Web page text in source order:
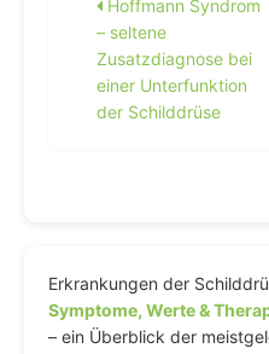
Hoffmann Syndrom
– seltene
Zusatzdiagnose bei
einer Unterfunktion
der Schilddrüse
Erkrankungen der
Symptome, Werte &
– ein Überblick der